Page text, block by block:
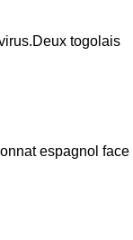
togolais
espagnol face